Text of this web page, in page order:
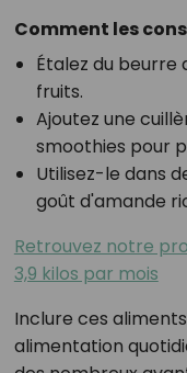
Comment les
Étalez du beurre
fruits.
Ajoutez une
smoothies pour
Utilisez-le dans
goût d'amande
Retrouvez notre
3,9 kilos par mois
Inclure ces
alimentation